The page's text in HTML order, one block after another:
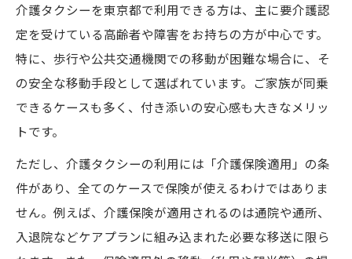
介護タクシーを東京都で利用できる方は、主に要介護認
定を受けている高齢者や障害をお持ちの方が中心です。
特に、歩行や公共交通機関での移動が困難な場合に、そ
の安全な移動手段として選ばれています。ご家族が同乗
できるケースも多く、付き添いの安心感も大きなメリッ
トです。
ただし、介護タクシーの利用には「介護保険適用」の条
件があり、全てのケースで保険が使えるわけではありま
せん。例えば、介護保険が適用されるのは通院や通所、
入退院などケアプランに組み込まれた必要な移送に限ら